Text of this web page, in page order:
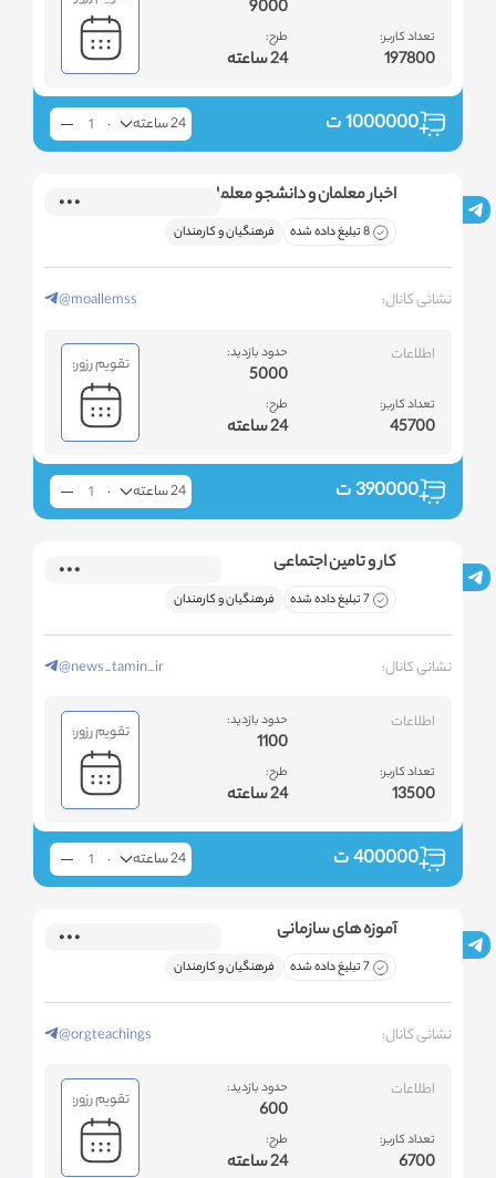
تعداد کاربر:
197800
9000
طرح:
24 ساعته
1000000ت 24 ساعته
اخبار معلمان و دانشجو معلمان
8 تبلیغ داده شده فرهنگیان و کارمندان
نشانی کانال: @moallemss
اطلاعات
تعداد کاربر:
45700
حدود بازدید:
5000
طرح:
24 ساعته
تقویم رزور:
390000ت 24 ساعته
کار و تامین اجتماعی
7 تبلیغ داده شده فرهنگیان و کارمندان
نشانی کانال: @news_tamin_ir
اطلاعات
تعداد کاربر:
13500
حدود بازدید:
1100
طرح:
24 ساعته
تقویم رزور:
400000ت 24 ساعته
آموزه های سازمانی
7 تبلیغ داده شده فرهنگیان و کارمندان
نشانی کانال: @orgteachings
اطلاعات
تعداد کاربر:
6700
حدود بازدید:
600
طرح:
24 ساعته
تقویم رزور: